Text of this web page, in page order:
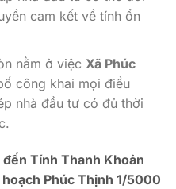
cam kết về tính ổn
nằm ở việc Xã Phúc
công khai mọi điều
nhà đầu tư có đủ thời
Tính Thanh Khoản
Phúc Thịnh 1/5000